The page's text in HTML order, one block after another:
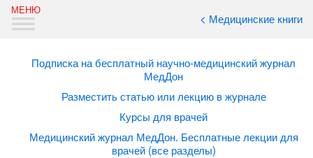
< Медицинские книги
Подписка на бесплатный научно-медицинский журнал
МедДон
Разместить статью или лекцию в журнале
Курсы для врачей
Медицинский журнал МедДон. Бесплатные лекции для
врачей (все разделы)